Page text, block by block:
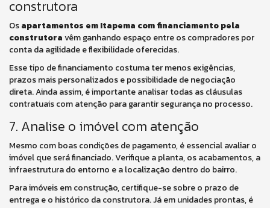
construtora
Osapartamentos em Itapema com financiamento pela
construtoravêm ganhando espaço entre os compradores por
conta da agilidade e flexibilidade oferecidas.
Esse tipo de financiamento costuma ter menos exigências,
prazos mais personalizados e possibilidade de negociação
direta. Ainda assim, é importante analisar todas as cláusulas
contratuais com atenção para garantir segurança no processo.
7. Analise o imóvel com atenção
Mesmo com boas condições de pagamento, é essencial avaliar o
imóvel que será financiado. Verifique a planta, os acabamentos, a
infraestrutura do entorno e a localização dentro do bairro.
Para imóveis em construção, certifique-se sobre o prazo de
entrega e o histórico da construtora. Já em unidades prontas, é